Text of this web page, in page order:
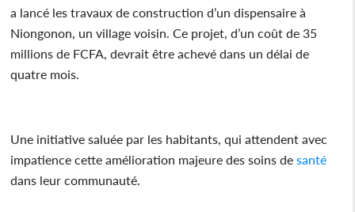
a lancé les travaux de construction d’un dispensaire à
Niongonon, un village voisin. Ce projet, d’un coût de 35
millions de FCFA, devrait être achevé dans un délai de
quatre mois.
Une initiative saluée par les habitants, qui attendent avec
impatience cette amélioration majeure des soins de santé
dans leur communauté.